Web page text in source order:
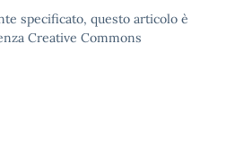
specificato, questo articolo è
Creative Commons